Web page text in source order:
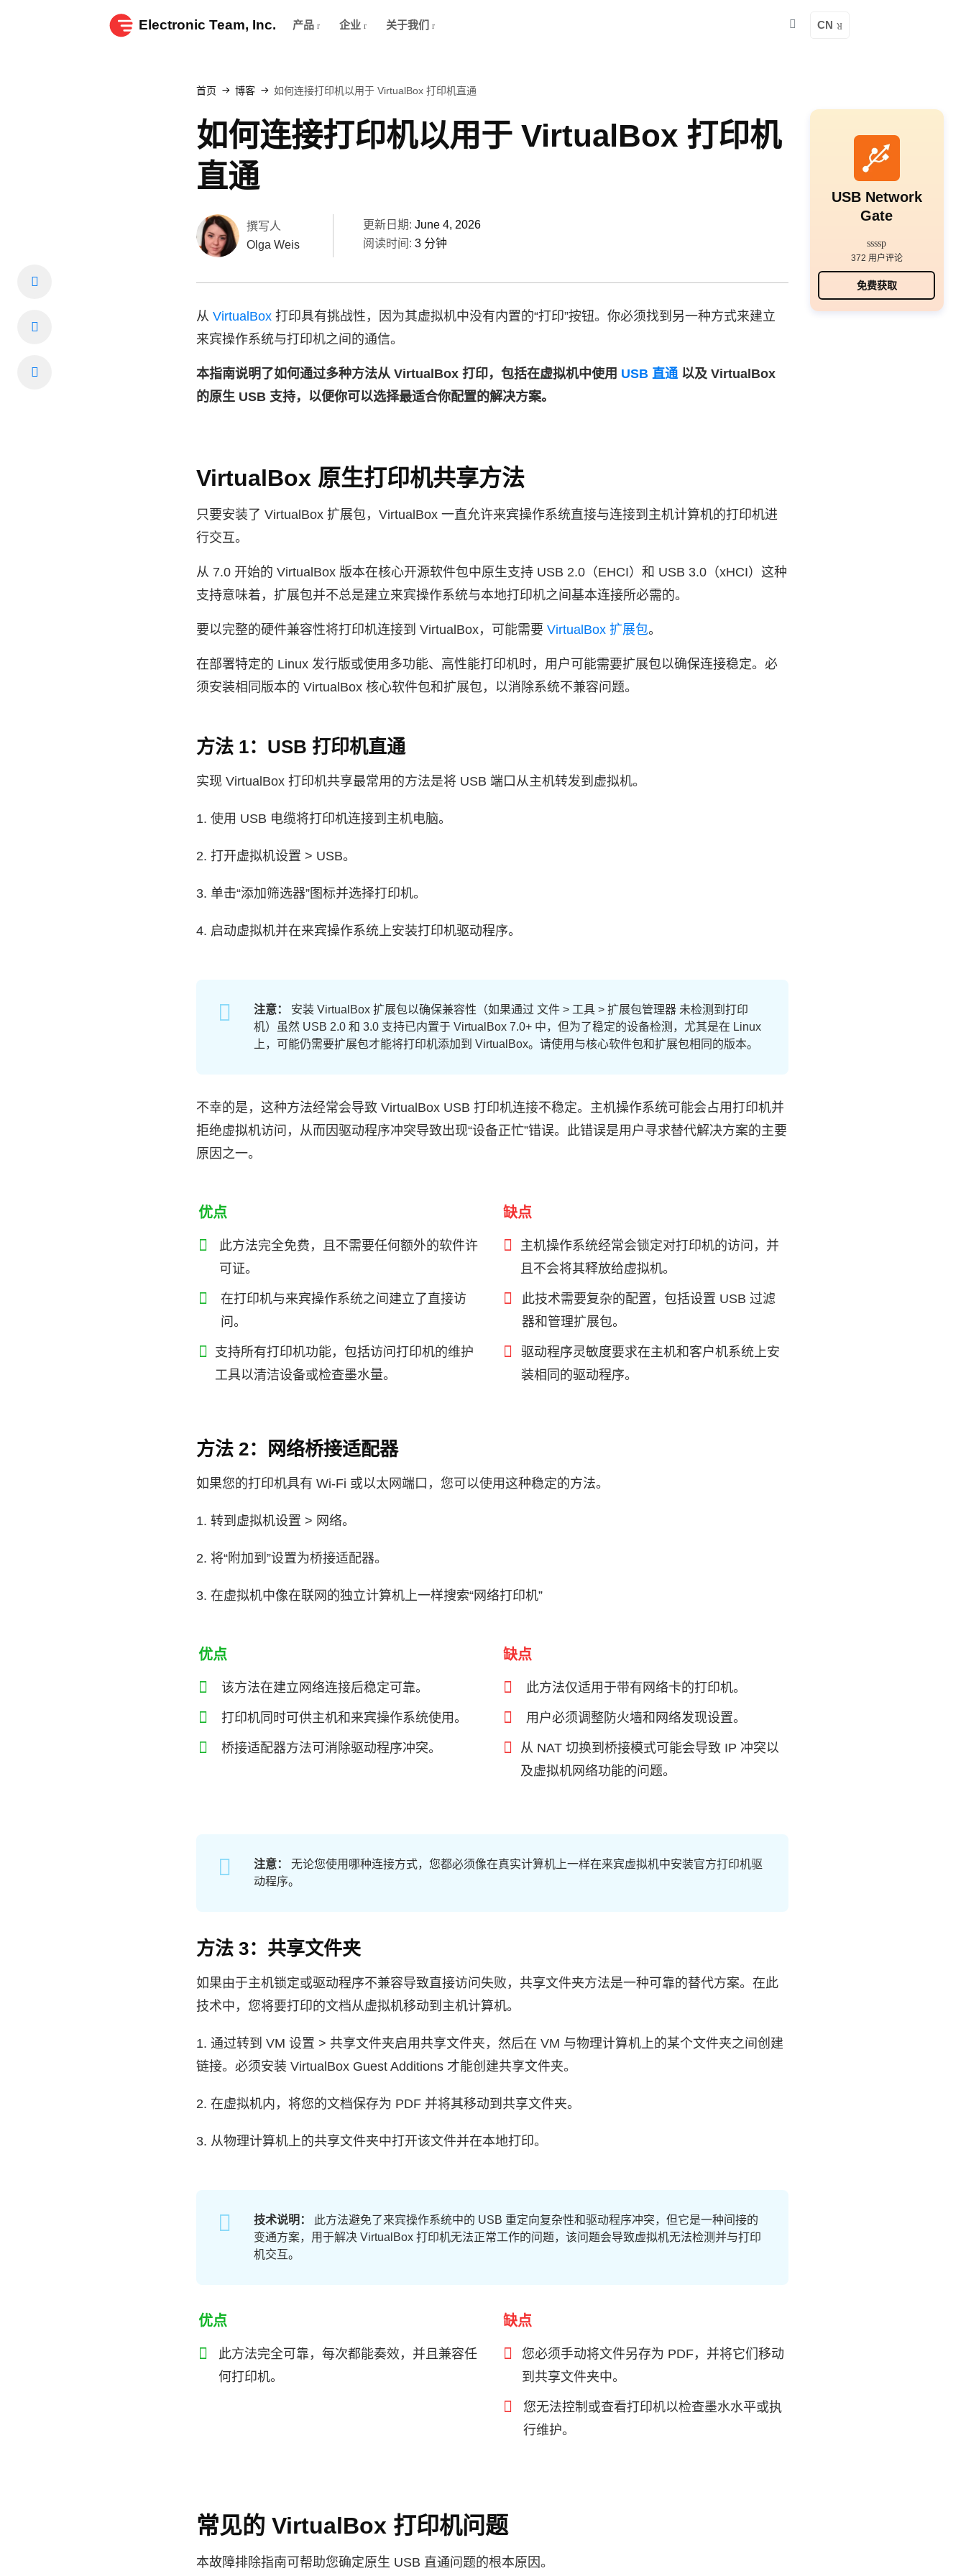
Electronic Team, Inc. 产品 企业 关于我们 CN
首页 博客 如何连接打印机以用于 VirtualBox 打印机直通
如何连接打印机以用于 VirtualBox 打印机
直通
撰写人
Olga Weis
更新日期: June 4, 2026
阅读时间: 3 分钟
从 VirtualBox 打印具有挑战性，因为其虚拟机中没有内置的“打印”按钮。你必须找到另一种方式来建立
来宾操作系统与打印机之间的通信。
本指南说明了如何通过多种方法从 VirtualBox 打印，包括在虚拟机中使用 USB 直通以及 VirtualBox
的原生 USB 支持，以便你可以选择最适合你配置的解决方案。
VirtualBox 原生打印机共享方法
只要安装了 VirtualBox 扩展包，VirtualBox 一直允许来宾操作系统直接与连接到主机计算机的打印机进
行交互。
从 7.0 开始的 VirtualBox 版本在核心开源软件包中原生支持 USB 2.0（EHCI）和 USB 3.0（xHCI）这种
支持意味着，扩展包并不总是建立来宾操作系统与本地打印机之间基本连接所必需的。
要以完整的硬件兼容性将打印机连接到 VirtualBox，可能需要 VirtualBox 扩展包。
在部署特定的 Linux 发行版或使用多功能、高性能打印机时，用户可能需要扩展包以确保连接稳定。必
须安装相同版本的 VirtualBox 核心软件包和扩展包，以消除系统不兼容问题。
方法 1：USB 打印机直通
实现 VirtualBox 打印机共享最常用的方法是将 USB 端口从主机转发到虚拟机。
1. 使用 USB 电缆将打印机连接到主机电脑。
2. 打开虚拟机设置 > USB。
3. 单击“添加筛选器”图标并选择打印机。
4. 启动虚拟机并在来宾操作系统上安装打印机驱动程序。
注意：
安装 VirtualBox 扩展包以确保兼容性（如果通过 文件 > 工具 > 扩展包管理器 未检测到打印
机）虽然 USB 2.0 和 3.0 支持已内置于 VirtualBox 7.0+ 中，但为了稳定的设备检测，尤其是在 Linux
上，可能仍需要扩展包才能将打印机添加到 VirtualBox。请使用与核心软件包和扩展包相同的版本。
不幸的是，这种方法经常会导致 VirtualBox USB 打印机连接不稳定。主机操作系统可能会占用打印机并
拒绝虚拟机访问，从而因驱动程序冲突导致出现“设备正忙”错误。此错误是用户寻求替代解决方案的主要
原因之一。
优点
此方法完全免费，且不需要任何额外的软件许
可证。
在打印机与来宾操作系统之间建立了直接访
问。
支持所有打印机功能，包括访问打印机的维护
工具以清洁设备或检查墨水量。
缺点
主机操作系统经常会锁定对打印机的访问，并
且不会将其释放给虚拟机。
此技术需要复杂的配置，包括设置 USB 过滤
器和管理扩展包。
驱动程序灵敏度要求在主机和客户机系统上安
装相同的驱动程序。
方法 2：网络桥接适配器
如果您的打印机具有 Wi‑Fi 或以太网端口，您可以使用这种稳定的方法。
1. 转到虚拟机设置 > 网络。
2. 将“附加到”设置为桥接适配器。
3. 在虚拟机中像在联网的独立计算机上一样搜索“网络打印机”
优点
该方法在建立网络连接后稳定可靠。
打印机同时可供主机和来宾操作系统使用。
桥接适配器方法可消除驱动程序冲突。
缺点
此方法仅适用于带有网络卡的打印机。
用户必须调整防火墙和网络发现设置。
从 NAT 切换到桥接模式可能会导致 IP 冲突以
及虚拟机网络功能的问题。
注意：
无论您使用哪种连接方式，您都必须像在真实计算机上一样在来宾虚拟机中安装官方打印机驱
动程序。
方法 3：共享文件夹
如果由于主机锁定或驱动程序不兼容导致直接访问失败，共享文件夹方法是一种可靠的替代方案。在此
技术中，您将要打印的文档从虚拟机移动到主机计算机。
1. 通过转到 VM 设置 > 共享文件夹启用共享文件夹，然后在 VM 与物理计算机上的某个文件夹之间创建
链接。必须安装 VirtualBox Guest Additions 才能创建共享文件夹。
2. 在虚拟机内，将您的文档保存为 PDF 并将其移动到共享文件夹。
3. 从物理计算机上的共享文件夹中打开该文件并在本地打印。
技术说明：
此方法避免了来宾操作系统中的 USB 重定向复杂性和驱动程序冲突，但它是一种间接的
变通方案，用于解决 VirtualBox 打印机无法正常工作的问题，该问题会导致虚拟机无法检测并与打印
机交互。
优点
此方法完全可靠，每次都能奏效，并且兼容任
何打印机。
缺点
您必须手动将文件另存为 PDF，并将它们移动
到共享文件夹中。
您无法控制或查看打印机以检查墨水水平或执
行维护。
常见的 VirtualBox 打印机问题
本故障排除指南可帮助您确定原生 USB 直通问题的根本原因。
USB Network
Gate
372 用户评论
免费获取